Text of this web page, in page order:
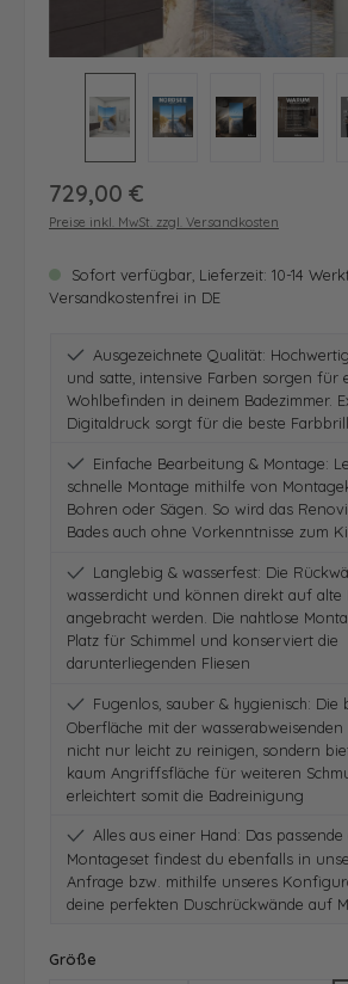
Regulärer Preis:
729,00 €
Preise inkl. MwSt. zzgl. Versandkosten
Sofort verfügbar, Lieferzeit: 10-14
Versandkostenfrei in DE
Ausgezeichnete Qualität:
und satte, intensive Farben sorgen für
Wohlbefinden in deinem Badezimmer.
Digitaldruck sorgt für die beste
Einfache Bearbeitung & Montage:
schnelle Montage mithilfe von
Bohren oder Sägen. So wird das
Bades auch ohne Vorkenntnisse zum
Langlebig & wasserfest: Die
wasserdicht und können direkt auf alte
angebracht werden. Die nahtlose
Platz für Schimmel und konserviert die
darunterliegenden Fliesen
Fugenlos, sauber & hygienisch: Die
Oberfläche mit der wasserabweisenden
nicht nur leicht zu reinigen, sondern
kaum Angriffsfläche für weiteren
erleichtert somit die Badreinigung
Alles aus einer Hand: Das passende
Montageset findest du ebenfalls in
Anfrage bzw. mithilfe unseres
deine perfekten Duschrückwände auf
Größe